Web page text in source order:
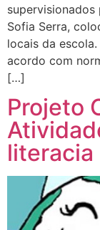
supervisionados
Sofia Serra,
locais da
acordo com
[…]
Projeto
literacia